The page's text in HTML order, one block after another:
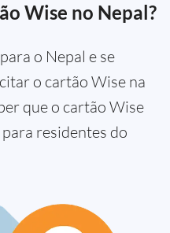
Wise no Nepal?
o Nepal e se
o cartão Wise na
que o cartão Wise
residentes do